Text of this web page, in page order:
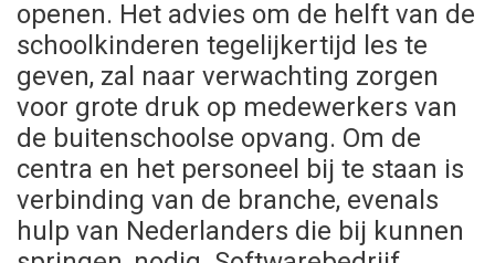
openen. Het advies om de helft van de
schoolkinderen tegelijkertijd les te
geven, zal naar verwachting zorgen
voor grote druk op medewerkers van
de buitenschoolse opvang. Om de
centra en het personeel bij te staan is
verbinding van de branche, evenals
hulp van Nederlanders die bij kunnen